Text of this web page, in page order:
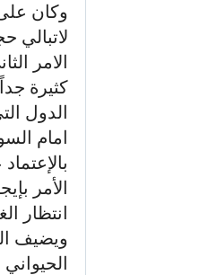
وكان
لاتبالي
الامر
كثيرة
الدول
امام
الأمر
انتظار
ويضيف